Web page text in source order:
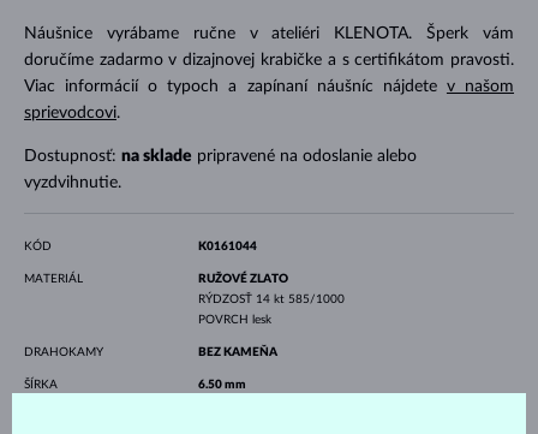
Náušnice vyrábame ručne v ateliéri KLENOTA. Šperk vám
doručíme zadarmo v dizajnovej krabičke a s certifikátom pravosti.
Viac informácií o typoch a zapínaní náušníc nájdete v našom
sprievodcovi.
Dostupnosť: na sklade pripravené na odoslanie alebo
vyzdvihnutie.
KÓD K0161044
MATERIÁL
RUŽOVÉ ZLATO
RÝDZOSŤ 14 kt 585/1000
POVRCH
lesk
DRAHOKAMY BEZ KAMEŇA
ŠÍRKA 6.50 mm